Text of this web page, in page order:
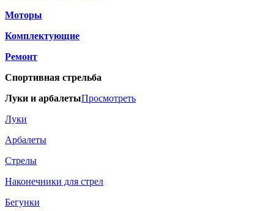
Моторы
Комплектующие
Ремонт
Спортивная стрельба
Луки и арбалетыПросмотреть
Луки
Арбалеты
Стрелы
Наконечники для стрел
Бегунки